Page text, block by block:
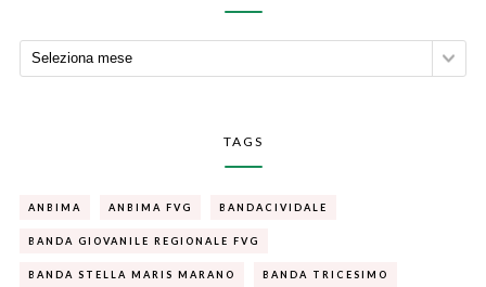
TAGS
ANBIMA ANBIMA FVG BANDACIVIDALE
BANDA GIOVANILE REGIONALE FVG
BANDA STELLA MARIS MARANO BANDA TRICESIMO